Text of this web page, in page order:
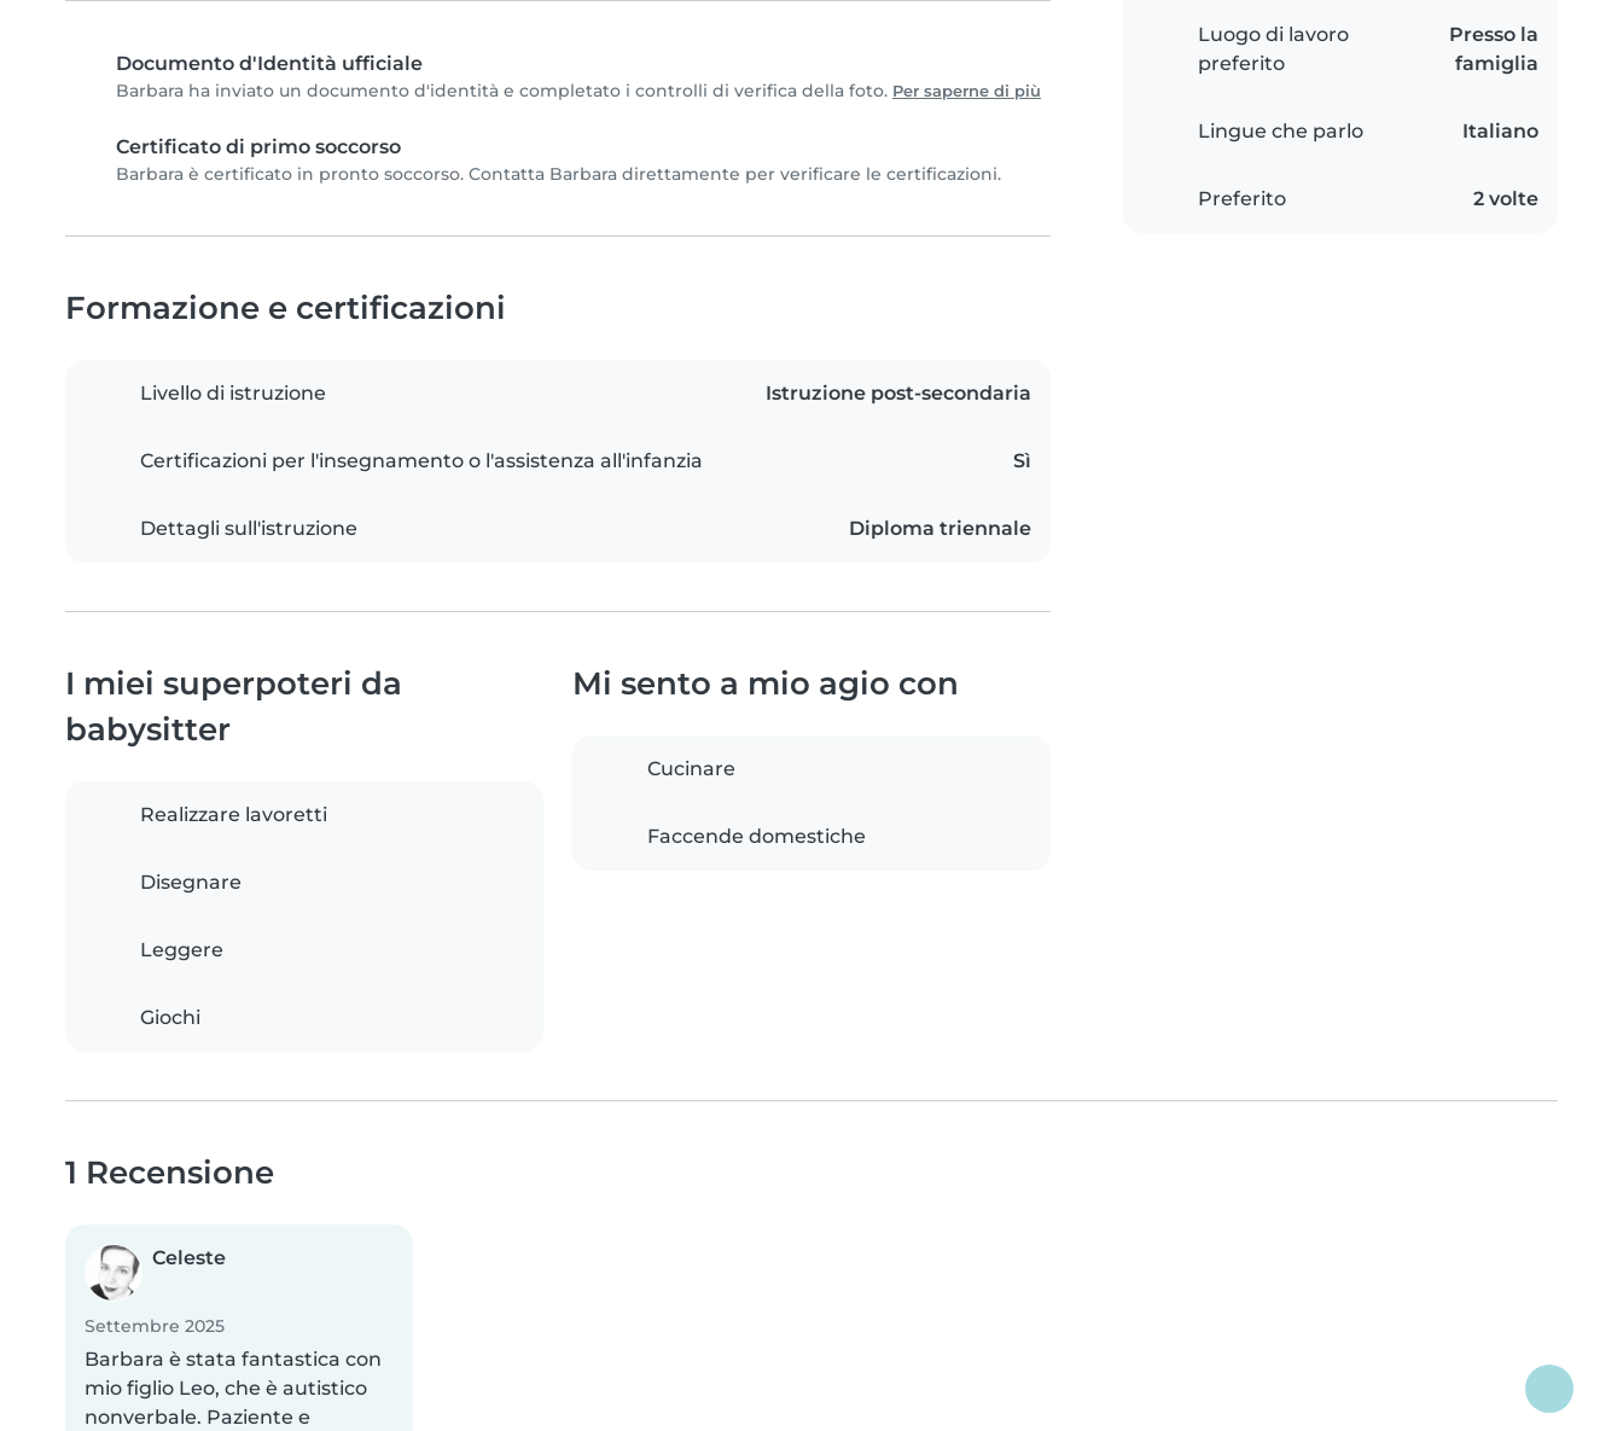
Documento d'Identità ufficiale
Barbara ha inviato un documento d'identità e completato i controlli di verifica della foto. Per saperne di più
Certificato di primo soccorso
Barbara è certificato in pronto soccorso. Contatta Barbara direttamente per verificare le certificazioni.
Luogo di lavoro
preferito
Presso la
famiglia
Lingue che parlo Italiano
Preferito 2 volte
Formazione e certificazioni
Livello di istruzione Istruzione post-secondaria
Certificazioni per l'insegnamento o l'assistenza all'infanzia Sì
Dettagli sull'istruzione Diploma triennale
I miei superpoteri da
babysitter
Realizzare lavoretti
Disegnare
Leggere
Giochi
Mi sento a mio agio con
Cucinare
Faccende domestiche
1 Recensione
Celeste
Settembre 2025
Barbara è stata fantastica con
mio figlio Leo, che è autistico
nonverbale. Paziente e